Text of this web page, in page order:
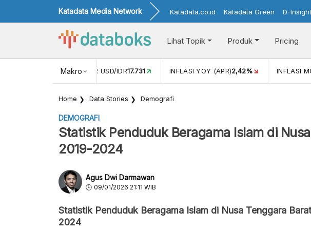
Katadata Media Network Katadata.co.id Katadata Green D-
Lihat Topik Produk Pricing
Makro
NILAI TUKAR USD/IDR17.731 INFLASI YOY (APR)2,42% INFLASI
Home Data Stories Demografi
DEMOGRAFI
Statistik Penduduk Beragama Islam di
2019-2024
Agus Dwi Darmawan
09/01/2026 21:11 WIB
Statistik Penduduk Beragama Islam di Nusa Tenggara
2024